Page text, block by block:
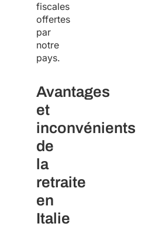
fiscales
offertes
par
notre
pays.
Avantages
et
inconvénients
de
la
retraite
en
Italie